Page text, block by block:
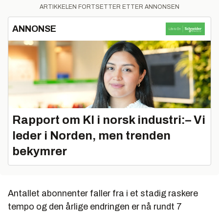
ARTIKKELEN FORTSETTER ETTER ANNONSEN
ANNONSE
Rapport om KI i norsk industri:– Vi
leder i Norden, men trenden
bekymrer
Antallet abonnenter faller fra i et stadig raskere
tempo og den årlige endringen er nå rundt 7